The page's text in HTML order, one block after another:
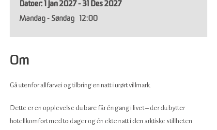
1 Jan 2027 - 31 Des 2027
Mandag - Søndag
12:00
Om
Gå utenfor allfarvei og tilbring en natt i urørt villmark.
Dette er en opplevelse du bare får én gang i livet – der du bytter
hotellkomfort med to dager og én ekte natt i den arktiske stillheten.